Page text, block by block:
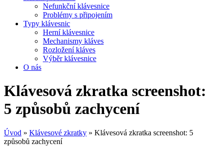
Nefunkční klávesnice
Problémy s připojením
Typy klávesnic
Herní klávesnice
Mechanismy kláves
Rozložení kláves
Výběr klávesnice
O nás
Klávesová zkratka screenshot:
5 způsobů zachycení
Úvod » Klávesové zkratky » Klávesová zkratka screenshot: 5
způsobů zachycení